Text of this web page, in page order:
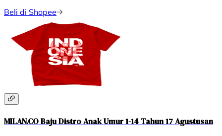
Beli di Shopee
MILAN.CO Baju Distro Anak Umur 1-14 Tahun 17 Agustusan